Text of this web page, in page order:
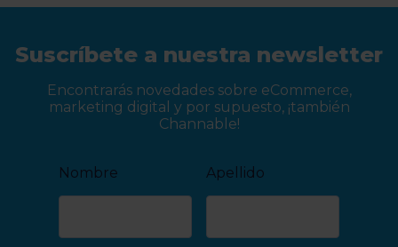
Suscríbete a nuestra newsletter
Encontrarás novedades sobre eCommerce,
marketing digital y por supuesto, ¡también
Channable!
Nombre Apellido